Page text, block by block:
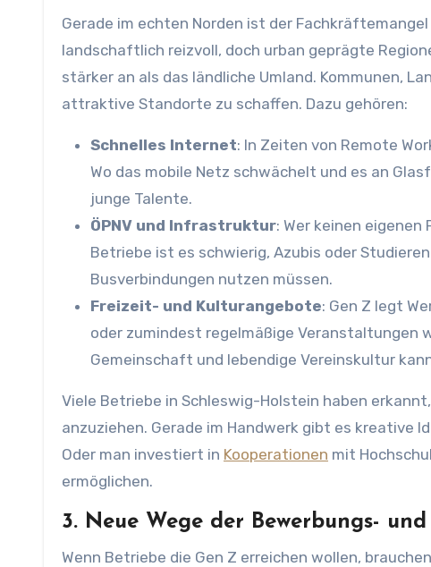
Gerade im echten Norden ist der
landschaftlich reizvoll, doch urban geprägte
stärker an als das ländliche Umland. Kommunen,
attraktive Standorte zu schaffen. Dazu gehören:
Schnelles Internet: In Zeiten von Remote
Wo das mobile Netz schwächelt und es an
junge Talente.
ÖPNV und Infrastruktur: Wer keinen
Betriebe ist es schwierig, Azubis oder
Busverbindungen nutzen müssen.
Freizeit- und Kulturangebote: Gen Z legt
oder zumindest regelmäßige Veranstaltungen
Gemeinschaft und lebendige Vereinskultur
Viele Betriebe in Schleswig-Holstein haben
anzuziehen. Gerade im Handwerk gibt es kreative
Oder man investiert in Kooperationen mit
ermöglichen.
3. Neue Wege der Bewerbungs-
Wenn Betriebe die Gen Z erreichen wollen,